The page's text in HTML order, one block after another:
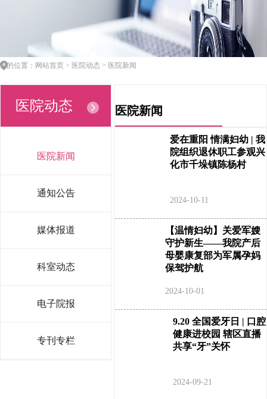
您的位置：网站首页 > 医院动态 > 医院新闻
医院动态
医院新闻
通知公告
媒体报道
科室动态
电子院报
专刊专栏
医院新闻
爱在重阳 情满妇幼 | 我
院组织退休职工参观兴
化市千垛镇陈杨村
2024-10-11
【温情妇幼】关爱军嫂
守护新生——我院产后
母婴康复部为军属孕妈
保驾护航
2024-10-01
9.20 全国爱牙日 | 口腔
健康进校园 辖区直播
共享“牙”关怀
2024-09-21